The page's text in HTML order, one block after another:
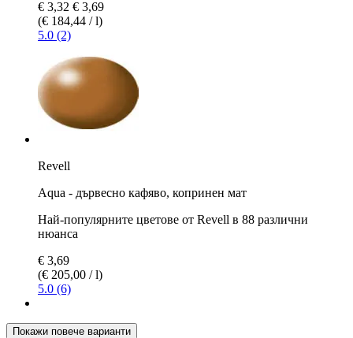
€ 3,32 € 3,69
(€ 184,44 / l)
5.0 (2)
Revell
Aqua - дървесно кафяво, копринен мат
Най-популярните цветове от Revell в 88 различни
нюанса
€ 3,69
(€ 205,00 / l)
5.0 (6)
Покажи повече варианти